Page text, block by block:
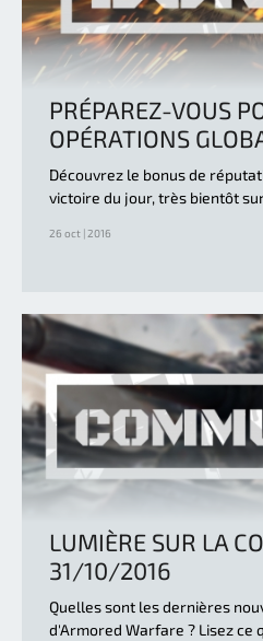
PRÉPAREZ-VOUS
OPÉRATIONS
Découvrez le bonus de
victoire du jour, très bientôt
26 oct | 2016
LUMIÈRE SUR LA
31/10/2016
Quelles sont les dernières
d'Armored Warfare ? Lisez ce